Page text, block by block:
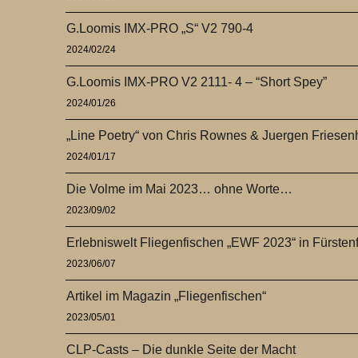
G.Loomis IMX-PRO „S“ V2 790-4
2024/02/24
G.Loomis IMX-PRO V2 2111- 4 – “Short Spey”
2024/01/26
„Line Poetry“ von Chris Rownes & Juergen
2024/01/17
Die Volme im Mai 2023… ohne Worte…
2023/09/02
Erlebniswelt Fliegenfischen „EWF 2023“ in
2023/06/07
Artikel im Magazin „Fliegenfischen“
2023/05/01
CLP-Casts – Die dunkle Seite der Macht